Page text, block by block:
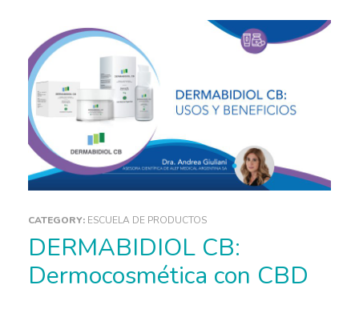
CATEGORY: ESCUELA DE PRODUCTOS
DERMABIDIOL CB:
Dermocosmética con CBD